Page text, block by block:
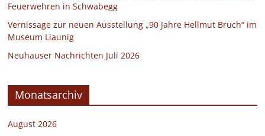
Feuerwehren in Schwabegg
Vernissage zur neuen Ausstellung „90 Jahre Hellmut Bruch“ im
Museum Liaunig
Neuhauser Nachrichten Juli 2026
Monatsarchiv
August 2026